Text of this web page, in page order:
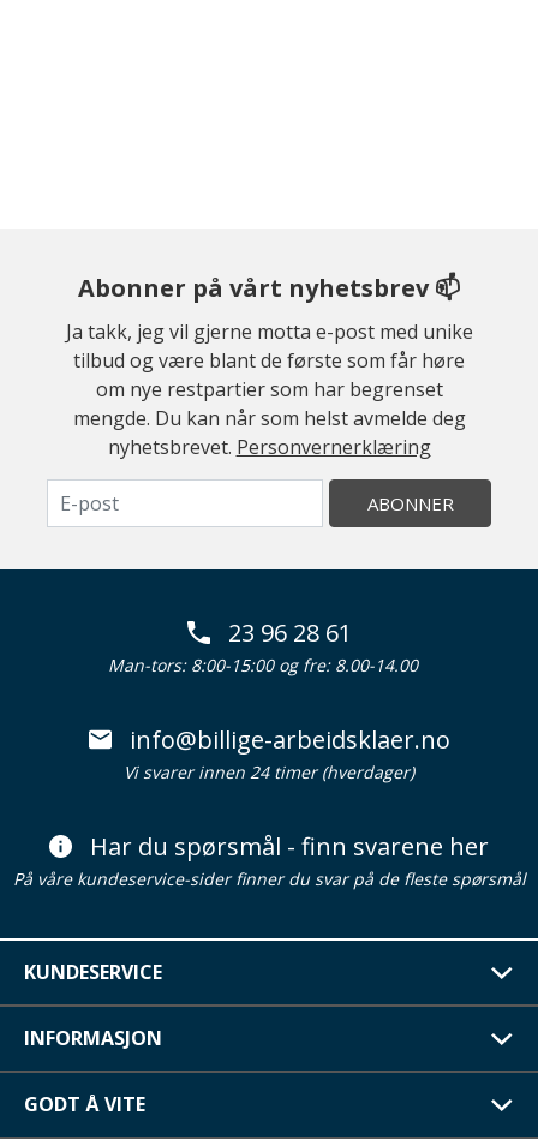
Abonner på vårt nyhetsbrev 📫
Ja takk, jeg vil gjerne motta e-post med unike
tilbud og være blant de første som får høre
om nye restpartier som har begrenset
mengde. Du kan når som helst avmelde deg
nyhetsbrevet. Personvernerklæring
ABONNER
23 96 28 61
Man-tors: 8:00-15:00 og fre: 8.00-14.00
info@billige-arbeidsklaer.no
Vi svarer innen 24 timer (hverdager)
Har du spørsmål - finn svarene her
På våre kundeservice-sider finner du svar på de fleste spørsmål
KUNDESERVICE
INFORMASJON
GODT Å VITE